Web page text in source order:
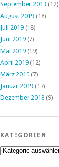
September 2019 (12)
August 2019 (18)
Juli 2019 (18)
Juni 2019 (7)
Mai 2019 (19)
April 2019 (12)
März 2019 (7)
Januar 2019 (17)
Dezember 2018 (9)
KATEGORIEN
Kategorien